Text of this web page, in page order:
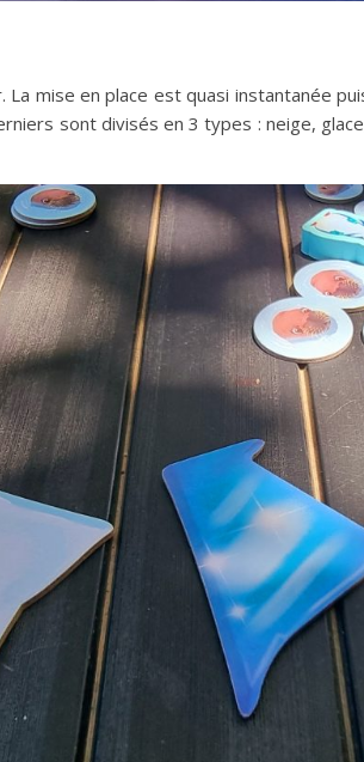
mise en place est quasi instantanée
sont divisés en 3 types : neige,